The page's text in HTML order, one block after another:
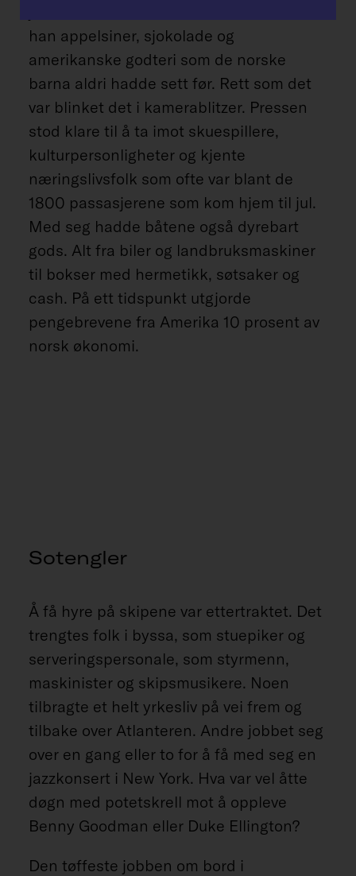
han appelsiner, sjokolade og
amerikanske godteri som de norske
barna aldri hadde sett før. Rett som det
var blinket det i kamerablitzer. Pressen
stod klare til å ta imot skuespillere,
kulturpersonligheter og kjente
næringslivsfolk som ofte var blant de
1800 passasjerene som kom hjem til jul.
Med seg hadde båtene også dyrebart
gods. Alt fra biler og landbruksmaskiner
til bokser med hermetikk, søtsaker og
cash. På ett tidspunkt utgjorde
pengebrevene fra Amerika 10 prosent av
norsk økonomi.
Sotengler
Å få hyre på skipene var ettertraktet. Det
trengtes folk i byssa, som stuepiker og
serveringspersonale, som styrmenn,
maskinister og skipsmusikere. Noen
tilbragte et helt yrkesliv på vei frem og
tilbake over Atlanteren. Andre jobbet seg
over en gang eller to for å få med seg en
jazzkonsert i New York. Hva var vel åtte
døgn med potetskrell mot å oppleve
Benny Goodman eller Duke Ellington?
Den tøffeste jobben om bord i